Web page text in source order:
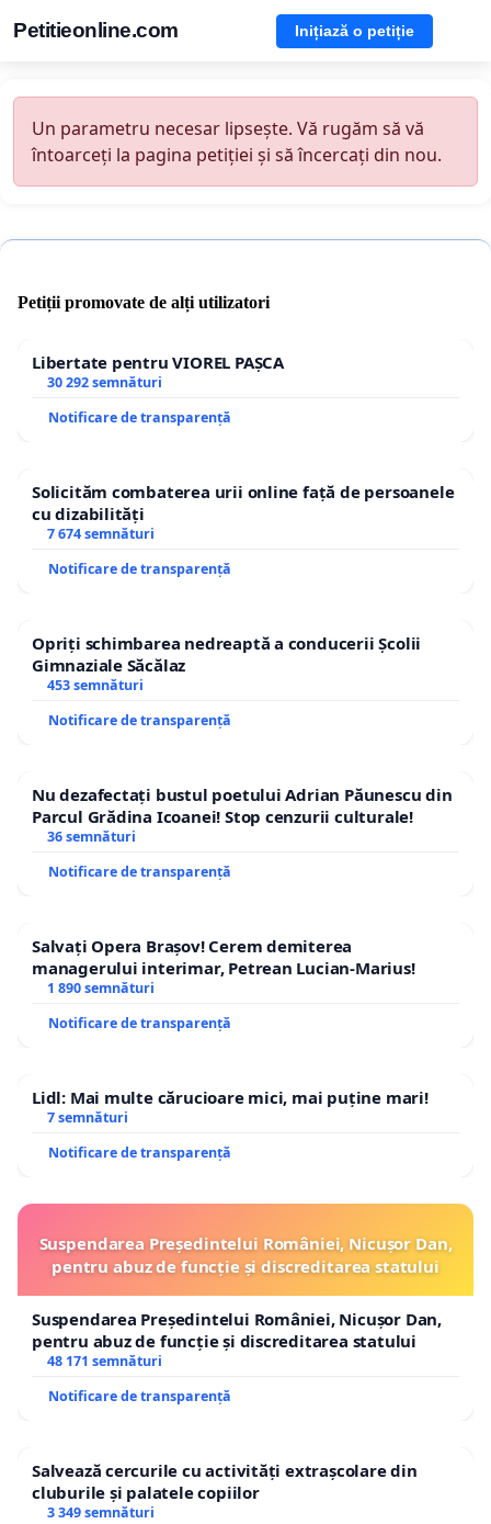
Petitieonline.com Inițiază o petiție
Un parametru necesar lipsește. Vă rugăm să vă
întoarceți la pagina petiției și să încercați din nou.
Petiții promovate de alți utilizatori
Libertate pentru VIOREL PAȘCA
30 292 semnături
Notificare de transparență
Solicităm combaterea urii online față de persoanele
cu dizabilități
7 674 semnături
Notificare de transparență
Opriți schimbarea nedreaptă a conducerii Școlii
Gimnaziale Săcălaz
453 semnături
Notificare de transparență
Nu dezafectați bustul poetului Adrian Păunescu din
Parcul Grădina Icoanei! Stop cenzurii culturale!
36 semnături
Notificare de transparență
Salvați Opera Brașov! Cerem demiterea
managerului interimar, Petrean Lucian-Marius!
1 890 semnături
Notificare de transparență
Lidl: Mai multe cărucioare mici, mai puține mari!
7 semnături
Notificare de transparență
Suspendarea Președintelui României, Nicușor Dan,
pentru abuz de funcție și discreditarea statului
Suspendarea Președintelui României, Nicușor Dan,
pentru abuz de funcție și discreditarea statului
48 171 semnături
Notificare de transparență
Salvează cercurile cu activități extrașcolare din
cluburile și palatele copiilor
3 349 semnături